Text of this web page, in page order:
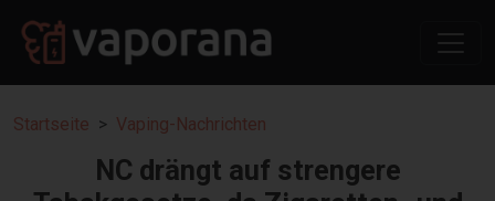
Startseite Vaping-Nachrichten
NC drängt auf strengere